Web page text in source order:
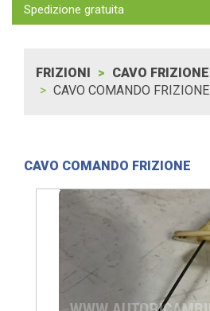
Spedizione gratuita
FRIZIONI
CAVO FRIZIONE
CAVO COMANDO FRIZIONE
CAVO COMANDO FRIZIONE